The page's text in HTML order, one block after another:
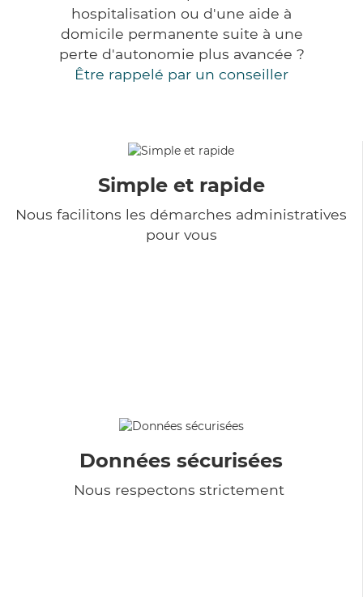
hospitalisation ou d'une aide à
domicile permanente suite à une
perte d'autonomie plus avancée ?
Être rappelé par un conseiller
Simple et rapide
Nous facilitons les démarches administratives
pour vous
Données sécurisées
Nous respectons strictement